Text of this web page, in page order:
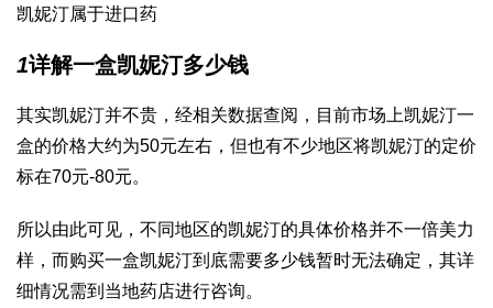
凯妮汀属于进口药
1详解一盒凯妮汀多少钱
其实凯妮汀并不贵，经相关数据查阅，目前市场上凯妮汀一
盒的价格大约为50元左右，但也有不少地区将凯妮汀的定价
标在70元-80元。
所以由此可见，不同地区的凯妮汀的具体价格并不一倍美力
样，而购买一盒凯妮汀到底需要多少钱暂时无法确定，其详
细情况需到当地药店进行咨询。